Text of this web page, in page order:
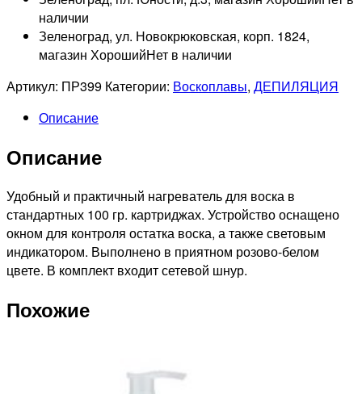
наличии
Зеленоград, ул. Новокрюковская, корп. 1824,
магазин ХорошийНет в наличии
Артикул: ПР399 Категории: Воскоплавы, ДЕПИЛЯЦИЯ
Описание
Описание
Удобный и практичный нагреватель для воска в
стандартных 100 гр. картриджах. Устройство оснащено
окном для контроля остатка воска, а также световым
индикатором. Выполнено в приятном розово-белом
цвете. В комплект входит сетевой шнур.
Похожие